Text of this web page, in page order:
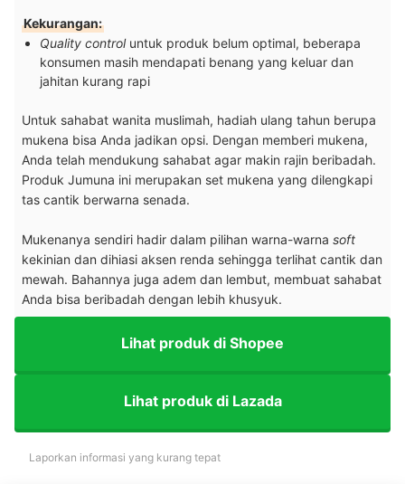
Kekurangan:
Quality controluntuk produk belum optimal, beberapa
konsumen masih mendapati benang yang keluar dan
jahitan kurang rapi
Untuk sahabat wanita muslimah, hadiah ulang tahun berupa
mukena bisa Anda jadikan opsi. Dengan memberi mukena,
Anda telah mendukung sahabat agar makin rajin beribadah.
Produk Jumuna ini merupakan set mukena yang dilengkapi
tas cantik berwarna senada.
Mukenanya sendiri hadir dalam pilihan warna-warna soft
kekinian dan dihiasi aksen renda sehingga terlihat cantik dan
mewah. Bahannya juga adem dan lembut, membuat sahabat
Anda bisa beribadah dengan lebih khusyuk.
Lihat produk di Shopee
Lihat produk di Lazada
Laporkan informasi yang kurang tepat